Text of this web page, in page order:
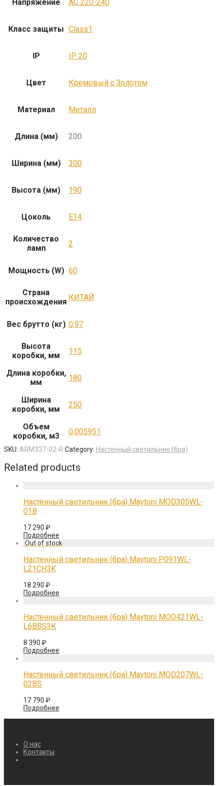
Напряжение AC 220-240
Класс защиты Class1
IP IP 20
Цвет Кремовый с Золотом
Материал Металл
Длина (мм) 200
Ширина (мм) 300
Высота (мм) 190
Цоколь E14
Количество
ламп
2
Мощность (W) 60
Страна
происхождения КИТАЙ
Вес брутто (кг) 0,97
Высота
коробки, мм
115
Длина коробки,
мм
180
Ширина
коробки, мм
250
Объем
коробки, м3
0,005951
SKU: ARM337-02-R Category: Настенный светильник (бра)
Related products
Настенный светильник (бра) Maytoni MOD305WL-
01B
17 290 ₽
Подробнее
Настенный светильник (бра) Maytoni P091WL-
L21CH3K
18 290 ₽
Подробнее
Настенный светильник (бра) Maytoni MOD421WL-
L6BBS3K
8 390 ₽
Подробнее
Настенный светильник (бра) Maytoni MOD207WL-
02BS
17 790 ₽
Подробнее
О нас
Контакты